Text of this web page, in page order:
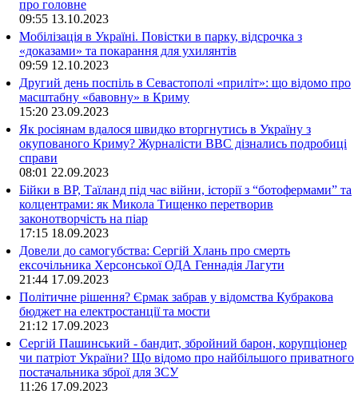
про головне
09:55 13.10.2023
Мобілізація в Україні. Повістки в парку, відсрочка з
«доказами» та покарання для ухилянтів
09:59 12.10.2023
Другий день поспіль в Севастополі «приліт»: що відомо про
масштабну «бавовну» в Криму
15:20 23.09.2023
Як росіянам вдалося швидко вторгнутись в Україну з
окупованого Криму? Журналісти ВВС дізнались подробиці
справи
08:01 22.09.2023
Бійки в ВР, Таїланд під час війни, історії з “ботофермами” та
колцентрами: як Микола Тищенко перетворив
законотворчість на піар
17:15 18.09.2023
Довели до самогубства: Сергій Хлань про смерть
ексочільника Херсонської ОДА Геннадія Лагути
21:44 17.09.2023
Політичне рішення? Єрмак забрав у відомства Кубракова
бюджет на електростанції та мости
21:12 17.09.2023
Сергій Пашинський - бандит, збройний барон, корупціонер
чи патріот України? Що відомо про найбільшого приватного
постачальника зброї для ЗСУ
11:26 17.09.2023